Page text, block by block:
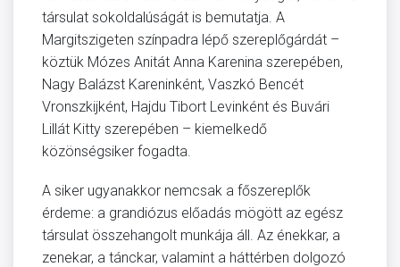
társulat sokoldalúságát is bemutatja. A
Margitszigeten színpadra lépő szereplőgárdát –
köztük Mózes Anitát Anna Karenina szerepében,
Nagy Balázst Kareninként, Vaszkó Bencét
Vronszkijként, Hajdu Tibort Levinként és Buvári
Lillát Kitty szerepében – kiemelkedő
közönségsiker fogadta.
A siker ugyanakkor nemcsak a főszereplők
érdeme: a grandiózus előadás mögött az egész
társulat összehangolt munkája áll. Az énekkar, a
zenekar, a tánckar, valamint a háttérben dolgozó